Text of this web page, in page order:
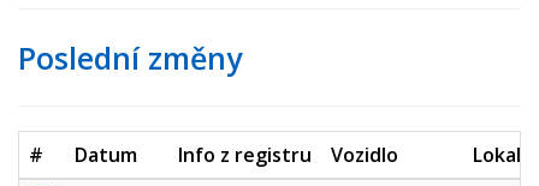
Poslední změny
# Datum Info z registru Vozidlo